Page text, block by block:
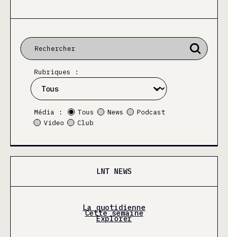
Rubriques :
Média : Tous News
Podcast
Video
Club
LNT NEWS
La quotidienne
Cette semaine
Explorer